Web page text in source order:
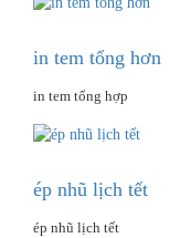
in tem tổng hơn
in tem tổng hợp
ép nhũ lịch tết
ép nhũ lịch tết